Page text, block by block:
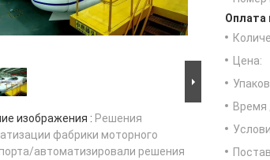
изображения : Решения
фабрики моторного
автоматизировали решения
Оплата
Цена:
Время